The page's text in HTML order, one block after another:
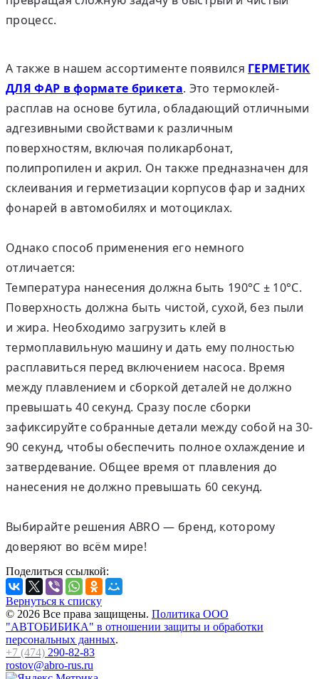
процесс.
А также в нашем ассортименте появился ГЕРМЕТИК
ДЛЯ ФАР в формате брикета. Это термоклей-
расплав на основе бутила, обладающий отличными
адгезивными свойствами к различным
поверхностям, включая поликарбонат,
полипропилен и акрил. Он также предназначен для
склеивания и герметизации корпусов фар и задних
фонарей в автомобилях и мотоциклах.
Однако способ применения его немного
отличается:
Температура нанесения должна быть 190°C ± 10°С.
Поверхность должна быть чистой, сухой, без пыли
и жира. Необходимо загрузить клей в
термоплавильную машину и дать ему полностью
расплавиться перед включением насоса. Время
между плавлением и сборкой деталей не должно
превышать 40 секунд. Сразу после сборки
зафиксируйте собранные детали между собой на 30-
90 секунд, чтобы обеспечить полное охлаждение и
затвердевание. Общее время от плавления до
нанесения не должно превышать 60 секунд.
Выбирайте решения ABRO — бренд, которому
доверяют во всём мире!
Поделиться ссылкой:
Вернуться к списку
© 2026 Все права защищены. Политика ООО
"АВТОБИБИКА" в отношении защиты и обработки
персональных данных.
+7 (474) 290-82-83
rostov@abro-rus.ru